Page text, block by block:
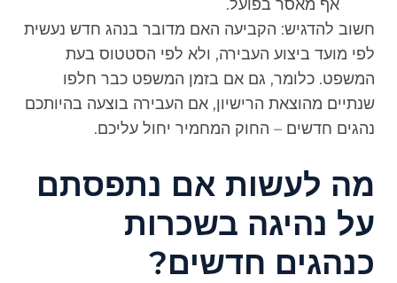
אף מאסר בפועל.
חשוב להדגיש: הקביעה האם מדובר בנהג חדש נעשית
לפי מועד ביצוע העבירה, ולא לפי הסטטוס בעת
המשפט. כלומר, גם אם בזמן המשפט כבר חלפו
שנתיים מהוצאת הרישיון, אם העבירה בוצעה בהיותכם
נהגים חדשים – החוק המחמיר יחול עליכם.
מה לעשות אם נתפסתם
על נהיגה בשכרות
כנהגים חדשים?